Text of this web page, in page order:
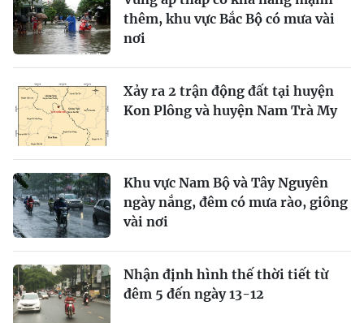
thêm, khu vực Bắc Bộ có mưa vài
nơi
Xảy ra 2 trận động đất tại huyện
Kon Plông và huyện Nam Trà My
Khu vực Nam Bộ và Tây Nguyên
ngày nắng, đêm có mưa rào, giông
vài nơi
Nhận định hình thế thời tiết từ
đêm 5 đến ngày 13-12